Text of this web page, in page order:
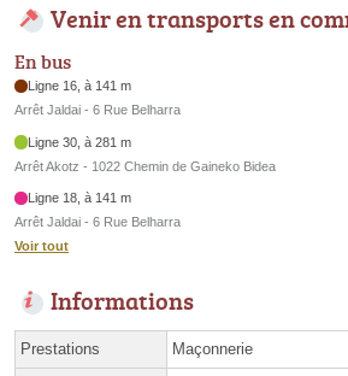
Venir en transports en
En bus
Ligne 16, à 141 m
Arrêt Jaldai - 6 Rue Belharra
Ligne 30, à 281 m
Arrêt Akotz - 1022 Chemin de Gaineko Bidea
Ligne 18, à 141 m
Arrêt Jaldai - 6 Rue Belharra
Voir tout
Informations
Prestations Maçonnerie